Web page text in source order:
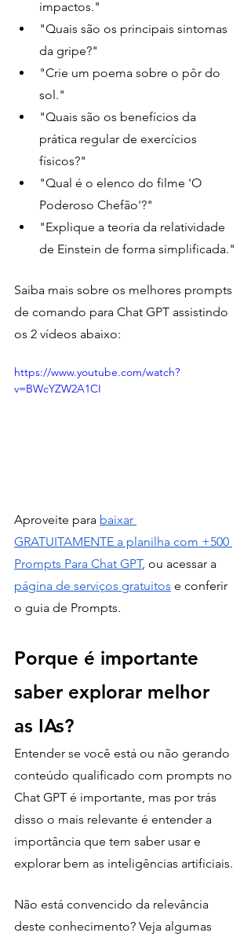
impactos."
"Quais são os principais sintomas
da gripe?"
"Crie um poema sobre o pôr do
sol."
"Quais são os benefícios da
prática regular de exercícios
físicos?"
"Qual é o elenco do filme 'O
Poderoso Chefão'?"
"Explique a teoria da relatividade
de Einstein de forma simplificada."
Saiba mais sobre os melhores prompts
de comando para Chat GPT assistindo
os 2 vídeos abaixo:
https://www.youtube.com/watch?
v=BWcYZW2A1CI
Aproveite para baixar
GRATUITAMENTE a planilha com +500
Prompts Para Chat GPT, ou acessar a
página de serviços gratuitos e conferir
o guia de Prompts.
Porque é importante
saber explorar melhor
as IAs?
Entender se você está ou não gerando
conteúdo qualificado com prompts no
Chat GPT é importante, mas por trás
disso o mais relevante é entender a
importância que tem saber usar e
explorar bem as inteligências artificiais.
Não está convencido da relevância
deste conhecimento? Veja algumas